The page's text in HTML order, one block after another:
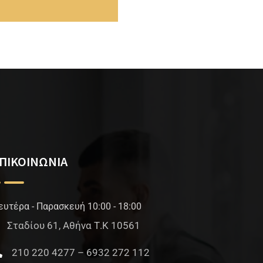
- Παρασκευή 10:00 - 18:00
Σταδίου 61, Αθήνα Τ.Κ 10561
210 220 4277 – 6932 272 112